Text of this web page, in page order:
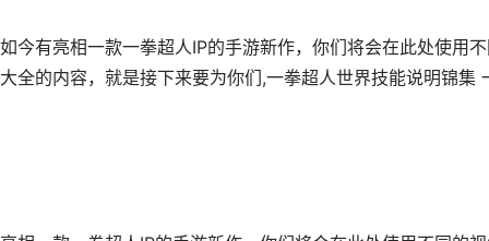
今有亮相一款一拳超人IP的手游新作，你们将会在此处使用
全的内容，就是接下来要为你们,一拳超人世界技能说明锦集